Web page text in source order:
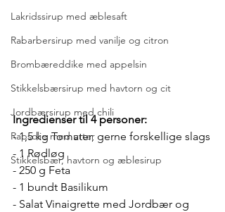
Lakridssirup med æblesaft
Rabarbersirup med vanilje og citron
Brombæreddike med appelsin
Stikkelsbærsirup med havtorn og cit
Jordbærsirup med chili
Rapsolie med urter
Stikkelsbær, havtorn og æblesirup
Ingredienser til 4 personer:
- 1,5 kg Tomater, gerne forskellige slags
- 1 Rødløg
- 250 g Feta
- 1 bundt Basilikum
- Salat Vinaigrette med Jordbær og